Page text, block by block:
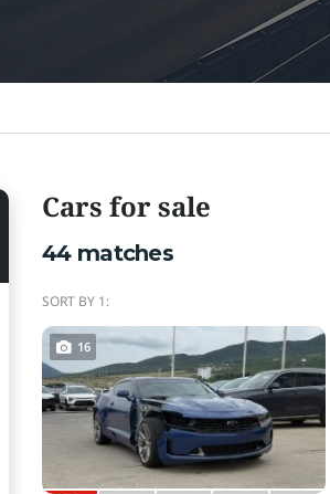
Cars for sale
44 matches
SORT BY 1:
16